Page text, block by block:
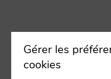
Gérer les
cookies